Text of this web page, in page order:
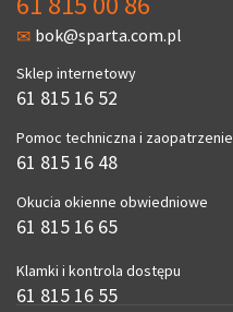
bok@sparta.com.pl
Sklep internetowy
61 815 16 52
Pomoc techniczna i zaopatrzenie
61 815 16 48
Okucia okienne obwiedniowe
61 815 16 65
Klamki i kontrola dostępu
61 815 16 55